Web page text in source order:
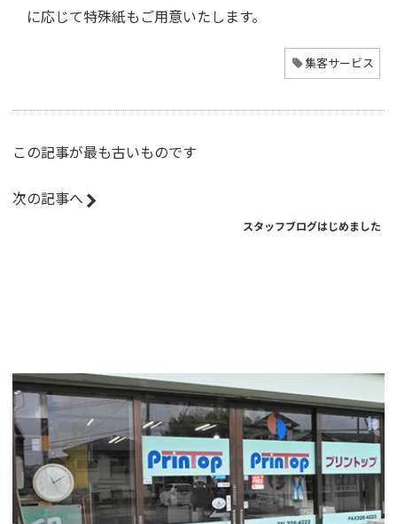
に応じて特殊紙もご用意いたします。
集客サービス
この記事が最も古いものです
次の記事へ
スタッフブログはじめました